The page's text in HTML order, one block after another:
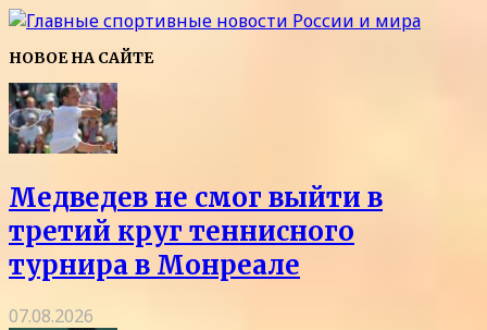
НОВОЕ НА САЙТЕ
Медведев не смог выйти в
третий круг теннисного
турнира в Монреале
07.08.2026